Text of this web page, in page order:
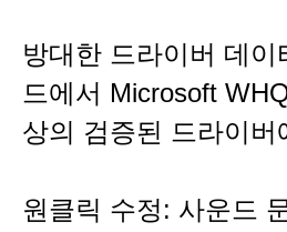
방대한 드라이버 데
드에서 Microsoft
상의 검증된 드라이버
원클릭 수정: 사운드